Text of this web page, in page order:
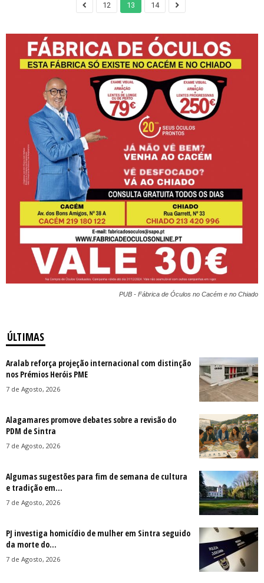
12 13 14
PUB - Fábrica de Óculos no Cacém e no Chiado
ÚLTIMAS
Aralab reforça projeção internacional com distinção
nos Prémios Heróis PME
7 de Agosto, 2026
Alagamares promove debates sobre a revisão do
PDM de Sintra
7 de Agosto, 2026
Algumas sugestões para fim de semana de cultura
e tradição em...
7 de Agosto, 2026
PJ investiga homicídio de mulher em Sintra seguido
da morte do...
7 de Agosto, 2026